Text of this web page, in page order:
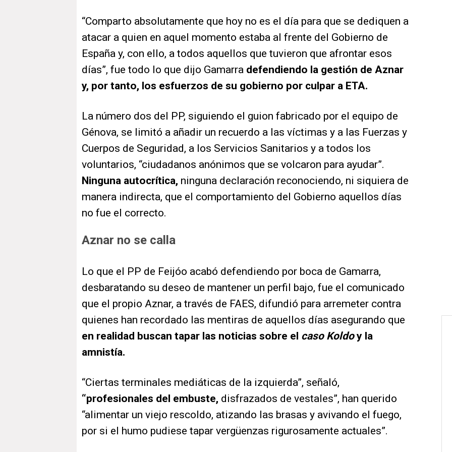
“Comparto absolutamente que hoy no es el día para que se dediquen a
atacar a quien en aquel momento estaba al frente del Gobierno de
España y, con ello, a todos aquellos que tuvieron que afrontar esos
días”, fue todo lo que dijo Gamarra defendiendo la gestión de Aznar
y, por tanto, los esfuerzos de su gobierno por culpar a ETA.
La número dos del PP, siguiendo el guion fabricado por el equipo de
Génova, se limitó a añadir un recuerdo a las víctimas y a las Fuerzas y
Cuerpos de Seguridad, a los Servicios Sanitarios y a todos los
voluntarios, “ciudadanos anónimos que se volcaron para ayudar”.
Ninguna autocrítica, ninguna declaración reconociendo, ni siquiera de
manera indirecta, que el comportamiento del Gobierno aquellos días
no fue el correcto.
Aznar no se calla
Lo que el PP de Feijóo acabó defendiendo por boca de Gamarra,
desbaratando su deseo de mantener un perfil bajo, fue el comunicado
que el propio Aznar, a través de FAES, difundió para arremeter contra
quienes han recordado las mentiras de aquellos días asegurando que
en realidad buscan tapar las noticias sobre el caso Koldoy la
amnistía.
“Ciertas terminales mediáticas de la izquierda”, señaló,
“profesionales del embuste, disfrazados de vestales”, han querido
“alimentar un viejo rescoldo, atizando las brasas y avivando el fuego,
por si el humo pudiese tapar vergüenzas rigurosamente actuales”.